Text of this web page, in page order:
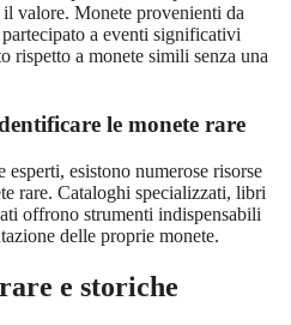
valore. Monete provenienti da
a eventi significativi
rispetto a monete simili senza una
le monete rare
esistono numerose risorse
rare. Cataloghi specializzati, libri
offrono strumenti indispensabili
delle proprie monete.
e storiche